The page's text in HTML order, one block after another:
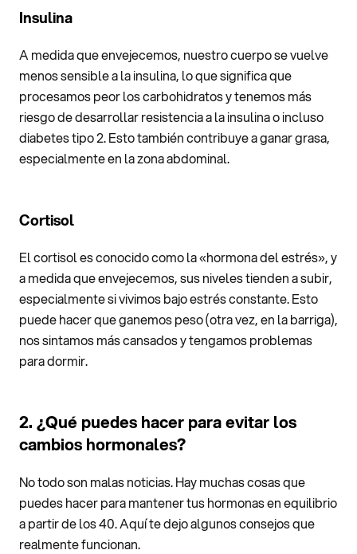
Insulina
A medida que envejecemos, nuestro cuerpo se vuelve
menos sensible a la insulina, lo que significa que
procesamos peor los carbohidratos y tenemos más
riesgo de desarrollar resistencia a la insulina o incluso
diabetes tipo 2. Esto también contribuye a ganar grasa,
especialmente en la zona abdominal.
Cortisol
El cortisol es conocido como la «hormona del estrés», y
a medida que envejecemos, sus niveles tienden a subir,
especialmente si vivimos bajo estrés constante. Esto
puede hacer que ganemos peso (otra vez, en la barriga),
nos sintamos más cansados y tengamos problemas
para dormir.
2. ¿Qué puedes hacer para evitar los
cambios hormonales?
No todo son malas noticias. Hay muchas cosas que
puedes hacer para mantener tus hormonas en equilibrio
a partir de los 40. Aquí te dejo algunos consejos que
realmente funcionan.